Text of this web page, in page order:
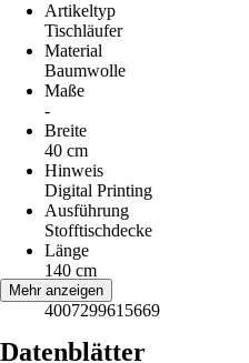
Artikeltyp
Tischläufer
Material
Baumwolle
Maße
-
Breite
40 cm
Hinweis
Digital Printing
Ausführung
Stofftischdecke
Länge
140 cm
EAN
4007299615669
Mehr anzeigen
Datenblätter